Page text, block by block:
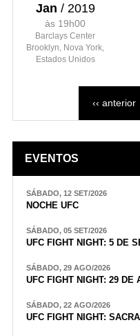
Jan / 2019
às 19h00
Barclays Center
Brooklyn, Nova York,
Estados Unidos
‹‹ anterior
EVENTOS
SÁBADO, 12 SET/2026
NOCHE UFC
SÁBADO, 05 SET/2026
UFC FIGHT NIGHT: 5 DE
SÁBADO, 29 AGO/2026
UFC FIGHT NIGHT: 29 DE
SÁBADO, 22 AGO/2026
UFC FIGHT NIGHT: